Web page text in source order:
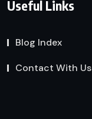
Useful Links
Blog Index
Contact With Us